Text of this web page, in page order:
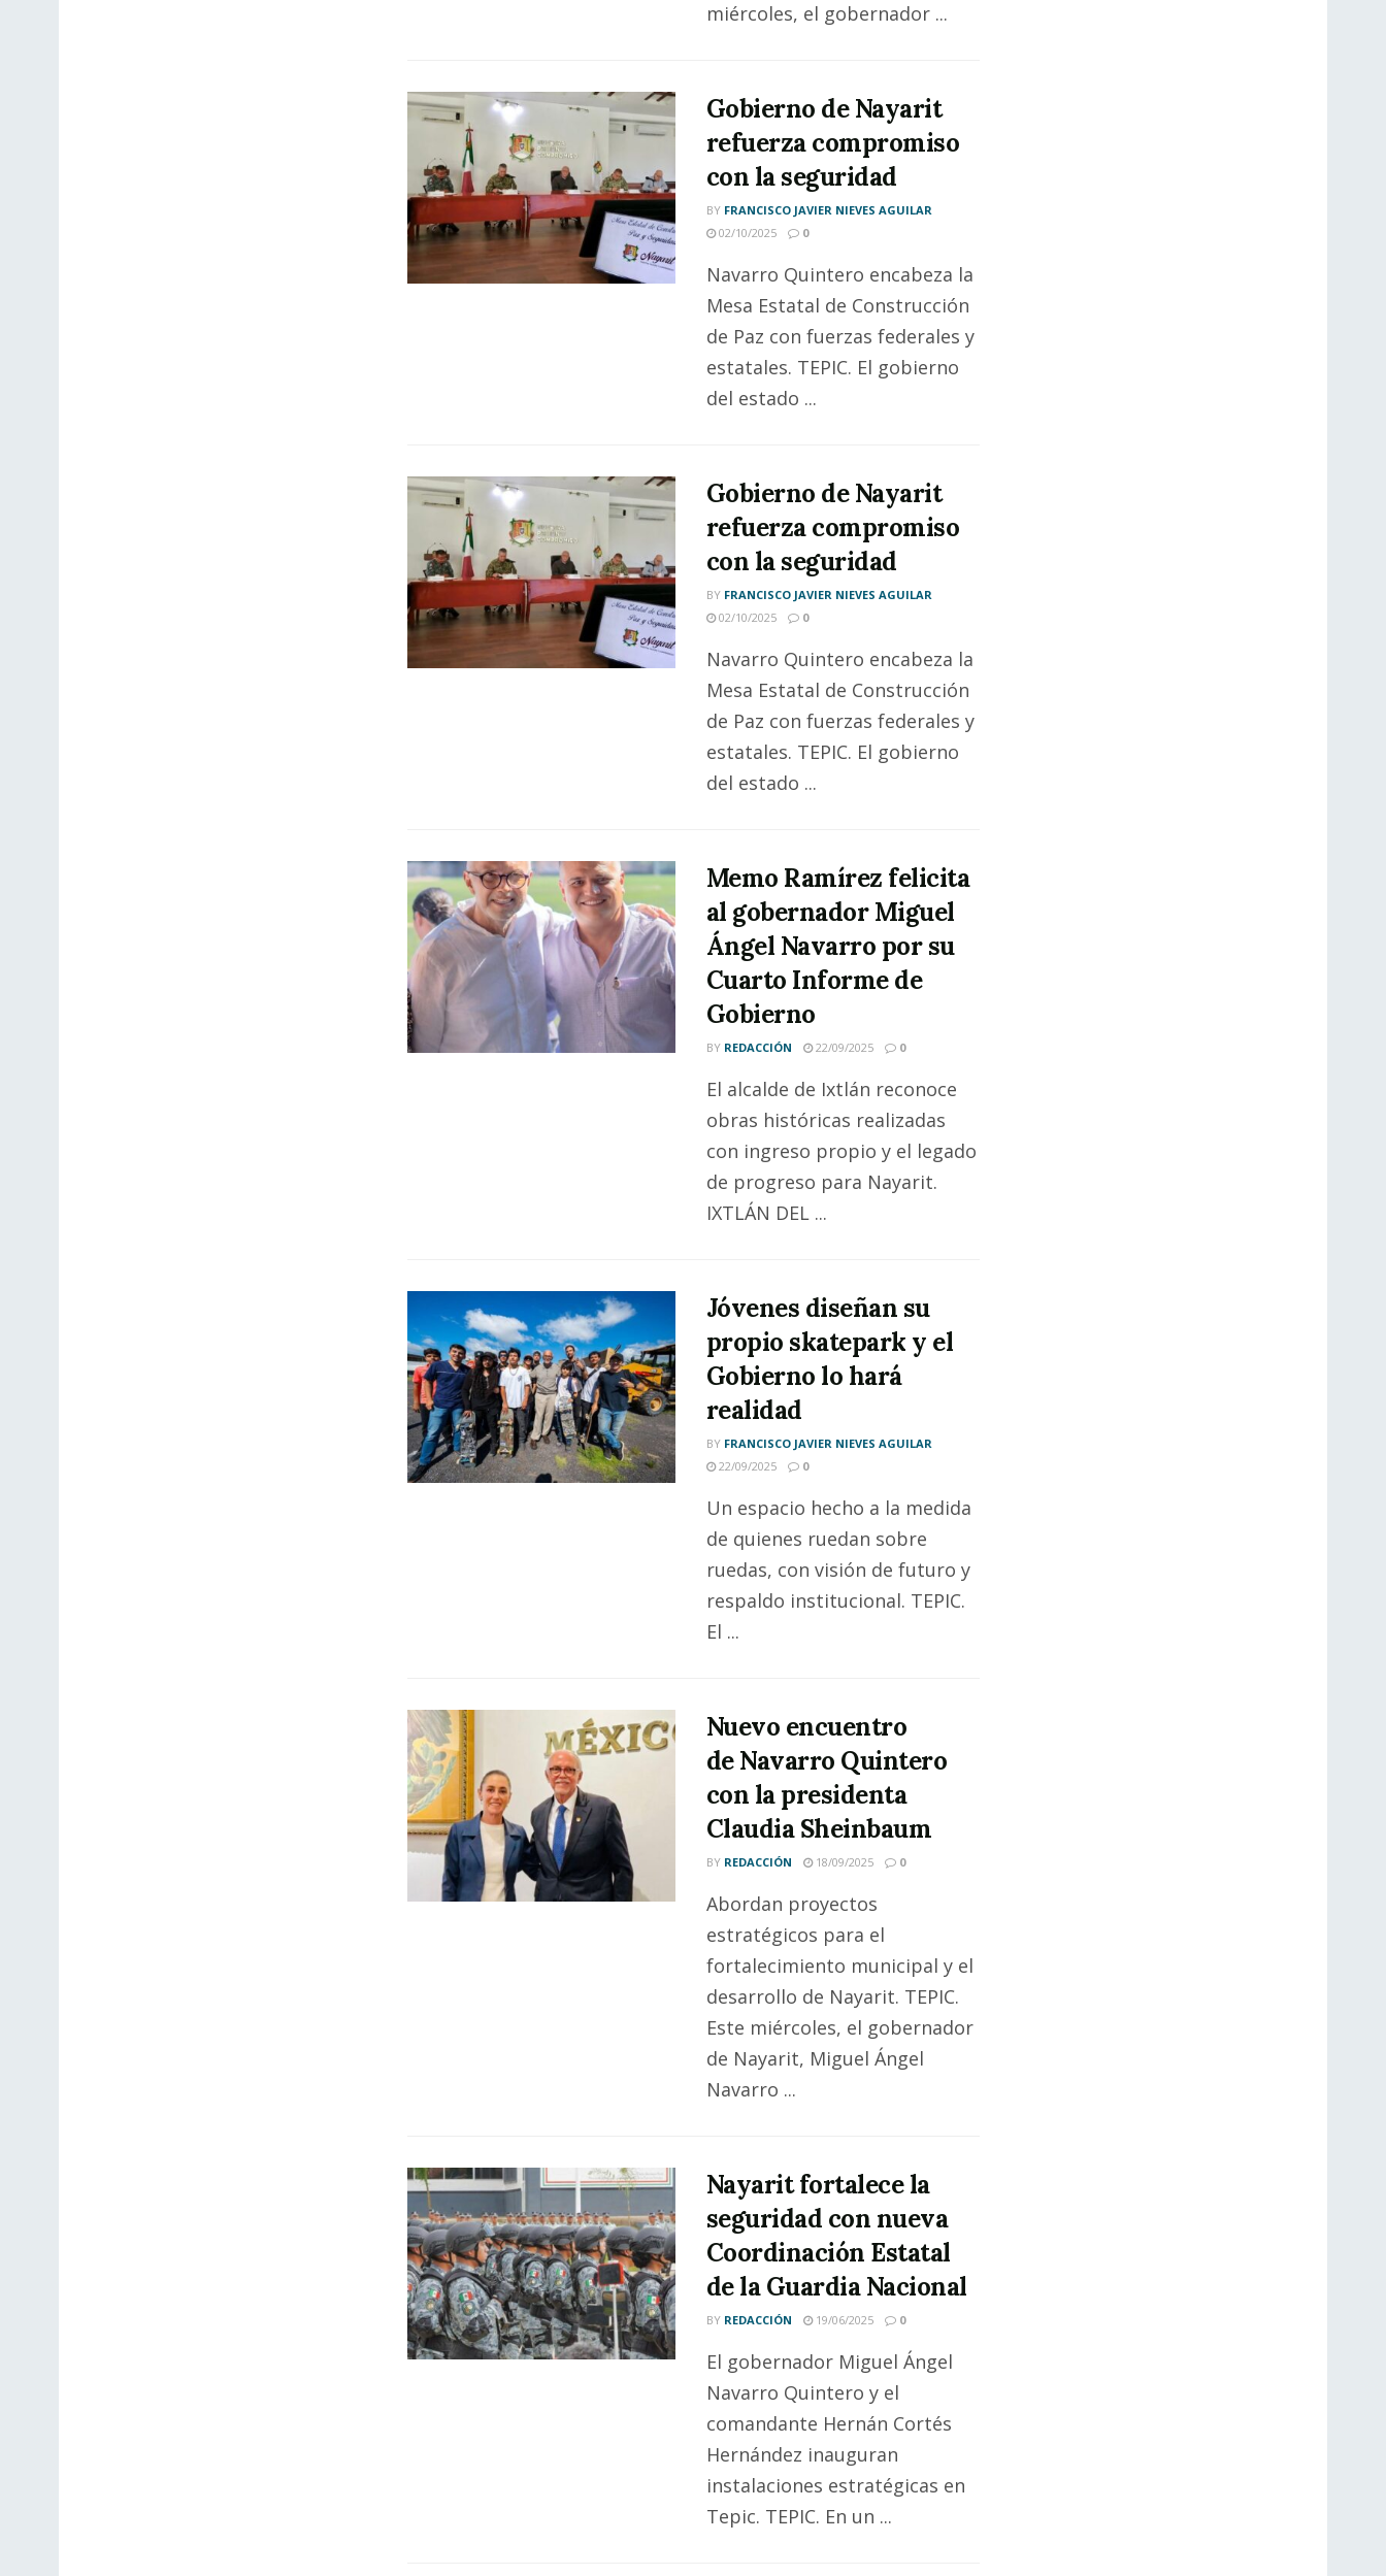
miércoles, el gobernador ...
Gobierno de Nayarit
refuerza compromiso
con la seguridad
BY FRANCISCO JAVIER NIEVES AGUILAR
02/10/2025
0
Navarro Quintero encabeza la
Mesa Estatal de Construcción
de Paz con fuerzas federales y
estatales. TEPIC. El gobierno
del estado ...
Gobierno de Nayarit
refuerza compromiso
con la seguridad
BY FRANCISCO JAVIER NIEVES AGUILAR
02/10/2025
0
Navarro Quintero encabeza la
Mesa Estatal de Construcción
de Paz con fuerzas federales y
estatales. TEPIC. El gobierno
del estado ...
Memo Ramírez felicita
al gobernador Miguel
Ángel Navarro por su
Cuarto Informe de
Gobierno
BY REDACCIÓN 22/09/2025 0
El alcalde de Ixtlán reconoce
obras históricas realizadas
con ingreso propio y el legado
de progreso para Nayarit.
IXTLÁN DEL ...
Jóvenes diseñan su
propio skatepark y el
Gobierno lo hará
realidad
BY FRANCISCO JAVIER NIEVES AGUILAR
22/09/2025
0
Un espacio hecho a la medida
de quienes ruedan sobre
ruedas, con visión de futuro y
respaldo institucional. TEPIC.
El ...
Nuevo encuentro
de Navarro Quintero
con la presidenta
Claudia Sheinbaum
BY REDACCIÓN 18/09/2025 0
Abordan proyectos
estratégicos para el
fortalecimiento municipal y el
desarrollo de Nayarit. TEPIC.
Este miércoles, el gobernador
de Nayarit, Miguel Ángel
Navarro ...
Nayarit fortalece la
seguridad con nueva
Coordinación Estatal
de la Guardia Nacional
BY REDACCIÓN 19/06/2025 0
El gobernador Miguel Ángel
Navarro Quintero y el
comandante Hernán Cortés
Hernández inauguran
instalaciones estratégicas en
Tepic. TEPIC. En un ...